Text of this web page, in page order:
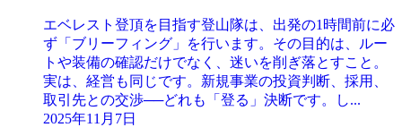
エベレスト登頂を目指す登山隊は、出発の1時間前に必
ず「ブリーフィング」を行います。その目的は、ルー
トや装備の確認だけでなく、迷いを削ぎ落とすこと。
実は、経営も同じです。新規事業の投資判断、採用、
取引先との交渉──どれも「登る」決断です。し...
2025年11月7日